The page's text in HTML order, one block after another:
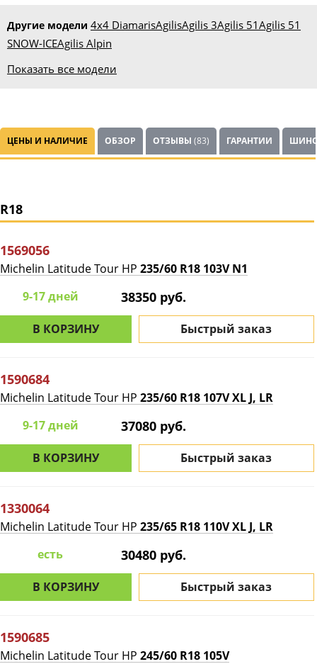
Другие модели 4x4 DiamarisAgilisAgilis 3Agilis 51Agilis 51
SNOW-ICEAgilis Alpin
Показать все модели
ЦЕНЫ И НАЛИЧИЕ ОБЗОР ОТЗЫВЫ (83) ГАРАНТИИ
R18
1569056
Michelin Latitude Tour HP 235/60 R18 103V N1
9-17 дней
38350 руб.
В КОРЗИНУ Быстрый заказ
1590684
Michelin Latitude Tour HP 235/60 R18 107V XL J, LR
9-17 дней
37080 руб.
В КОРЗИНУ Быстрый заказ
1330064
Michelin Latitude Tour HP 235/65 R18 110V XL J, LR
есть
30480 руб.
В КОРЗИНУ Быстрый заказ
1590685
Michelin Latitude Tour HP 245/60 R18 105V